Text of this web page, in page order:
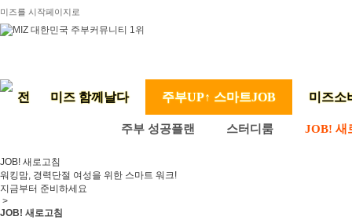
미즈를 시작페이지로
미즈 함께날다 주부UP↑ 스마트JOB 미즈소
주부 성공플랜 스터디룸 JOB! 새
JOB! 새로고침
워킹맘, 경력단절 여성을 위한 스마트 워크!
지금부터 준비하세요
>
JOB! 새로고침